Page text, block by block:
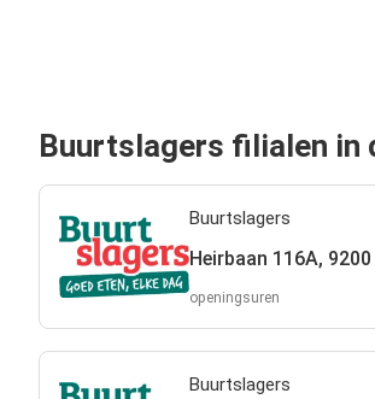
Buurtslagers filialen in
Buurtslagers
Heirbaan 116A,
openingsuren
Buurtslagers